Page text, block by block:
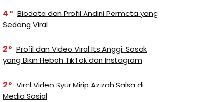
4
Biodata dan Profil Andini Permata yang
Sedang Viral
2
Profil dan Video Viral Its Anggi: Sosok
yang Bikin Heboh TikTok dan Instagram
2
Viral Video Syur Mirip Azizah Salsa di
Media Sosial